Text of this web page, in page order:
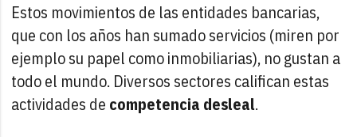
Estos movimientos de las entidades bancarias,
que con los años han sumado servicios (miren por
ejemplo su papel como inmobiliarias), no gustan a
todo el mundo. Diversos sectores califican estas
actividades de competencia desleal.